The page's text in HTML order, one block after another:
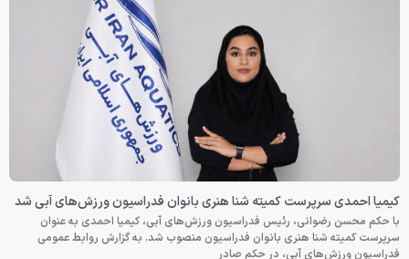
کیمیا احمدی سرپرست کمیته شنا هنری بانوان فدراسیون ورزش‌های آبی شد
با حکم محسن رضوانی، رئیس فدراسیون ورزش‌های آبی، کیمیا احمدی به عنوان
سرپرست کمیته شنا هنری بانوان فدراسیون منصوب شد. به گزارش روابط عمومی
فدراسیون ورزش‌های آبی، در حکم صادر